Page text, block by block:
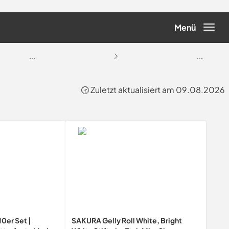
Menü
... ...
🕝 Zuletzt aktualisiert am 09.08.2026
Set |
SAKURA Gelly Roll White, Bright